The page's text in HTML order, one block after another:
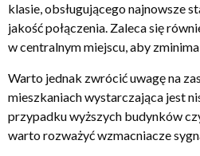
klasie, obsługującego najnowsze
jakość połączenia. Zaleca się
w centralnym miejscu, aby
Warto jednak zwrócić uwagę na
mieszkaniach wystarczająca jest
przypadku wyższych budynków
warto rozważyć wzmacniacze